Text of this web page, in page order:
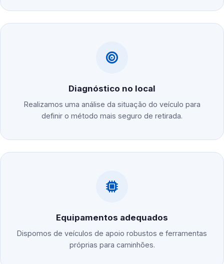
Diagnóstico no local
Realizamos uma análise da situação do veículo para
definir o método mais seguro de retirada.
Equipamentos adequados
Dispomos de veículos de apoio robustos e ferramentas
próprias para caminhões.